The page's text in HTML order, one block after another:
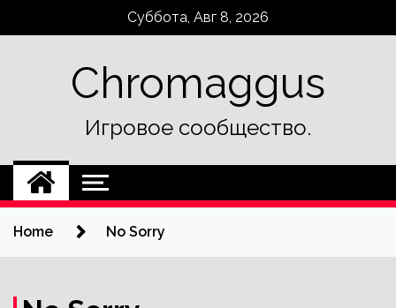
Суббота, Авг 8, 2026
Chromaggus
Игровое сообщество.
Home No Sorry